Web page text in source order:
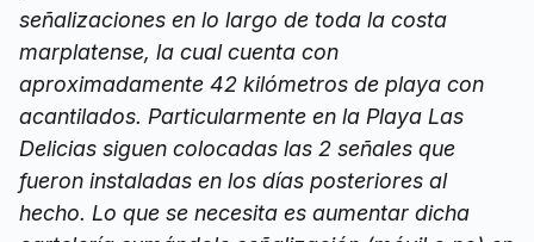
señalizaciones en lo largo de toda la costa
marplatense, la cual cuenta con
aproximadamente 42 kilómetros de playa con
acantilados. Particularmente en la Playa Las
Delicias siguen colocadas las 2 señales que
fueron instaladas en los días posteriores al
hecho. Lo que se necesita es aumentar dicha